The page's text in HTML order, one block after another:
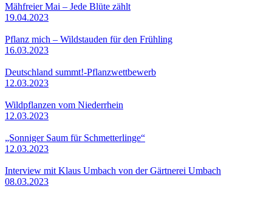
Mähfreier Mai – Jede Blüte zählt
19.04.2023
Pflanz mich – Wildstauden für den Frühling
16.03.2023
Deutschland summt!-Pflanzwettbewerb
12.03.2023
Wildpflanzen vom Niederrhein
12.03.2023
„Sonniger Saum für Schmetterlinge“
12.03.2023
Interview mit Klaus Umbach von der Gärtnerei Umbach
08.03.2023